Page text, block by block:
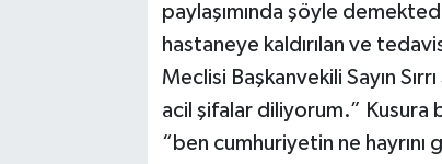
paylaşımında şöyle
hastaneye kaldırılan ve
Meclisi Başkanvekili Sayın
acil şifalar diliyorum.” Kusura
“ben cumhuriyetin ne